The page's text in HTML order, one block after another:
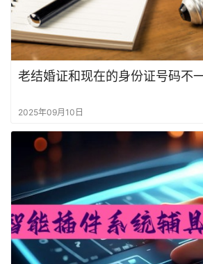
老结婚证和现在的身份证号码不
2025年09月10日